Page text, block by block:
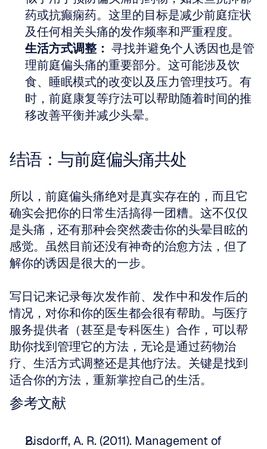
药或抗癫痫药。这里的目标是减少前庭症状
及任何相关头痛的发作频率和严重程度。
生活方式调整： 寻找并避免个人诱因也是管
理前庭偏头痛的重要部分。这可能涉及饮
食、睡眠模式的改变以及压力管理技巧。有
时，前庭康复等疗法可以帮助随着时间的推
移改善平衡并减少头晕。
结语：与前庭偏头痛共处
所以，前庭偏头痛绝对是真实存在的，而且它
确实会把你的日常生活搞得一团糟。这不仅仅
是头痛，还有那种会突然袭击你的头晕目眩的
感觉。虽然目前还没有神奇的治愈方法，但了
解你的诱因是很大的一步。
写日记来记录每次发作前、发作中和发作后的
情况，对你和你的医生都会很有帮助。与医疗
服务提供者（甚至是专科医生）合作，可以帮
助你找到管理它的方法，无论是通过药物治
疗、生活方式调整还是其他疗法。关键是找到
适合你的方法，重新掌控自己的生活。
参考文献
Bisdorff, A. R. (2011). Management of